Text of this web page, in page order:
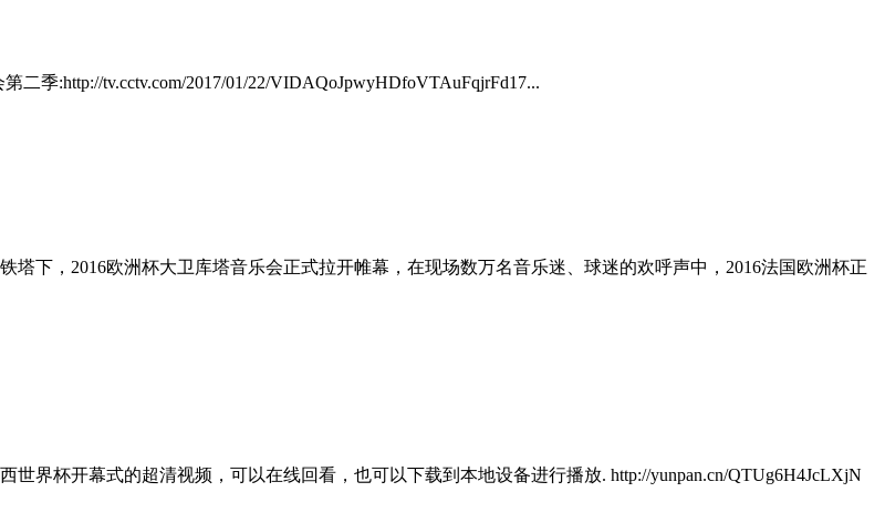
二季:http://tv.cctv.com/2017/01/22/VIDAQoJpwyHDfoVTAuFqjrFd17...
塔下，2016欧洲杯大卫库塔音乐会正式拉开帷幕，在现场数万名音乐迷、球迷的欢呼声中，2016法国欧洲杯正
界杯开幕式的超清视频，可以在线回看，也可以下载到本地设备进行播放. http://yunpan.cn/QTUg6H4JcLXjN